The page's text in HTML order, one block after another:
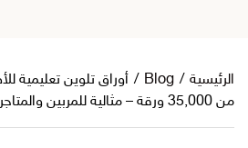
ف
الرئيسية /
Blog
/ أوراق تلوين تعليمية
من 35,000 ورقة – مثالية للمربين والمتاجر المنتجات الرقمية